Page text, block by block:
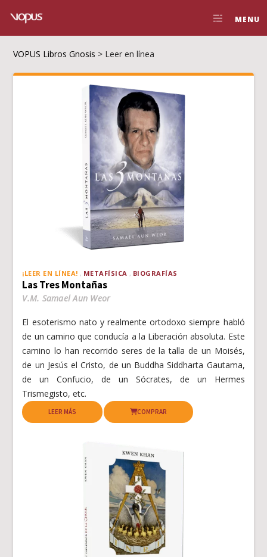
MENU
VOPUS Libros Gnosis > Leer en línea
¡LEER EN LÍNEA! METAFÍSICA BIOGRAFÍAS
Las Tres Montañas
V.M. Samael Aun Weor
El esoterismo nato y realmente ortodoxo siempre habló
de un camino que conducía a la Liberación absoluta. Este
camino lo han recorrido seres de la talla de un Moisés,
de un Jesús el Cristo, de un Buddha Siddharta Gautama,
de un Confucio, de un Sócrates, de un Hermes
Trismegisto, etc.
LEER MÁS COMPRAR